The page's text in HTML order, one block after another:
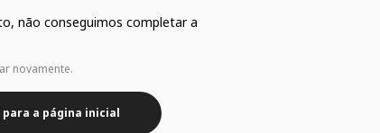
não conseguimos completar a
novamente.
a página inicial